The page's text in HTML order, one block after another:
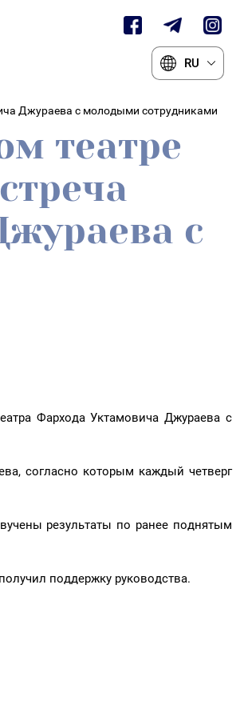
RU
Джураева с молодыми сотрудниками
театре
с
Фархода Уктамовича Джураева с
согласно которым каждый четверг
результаты по ранее поднятым
поддержку руководства.